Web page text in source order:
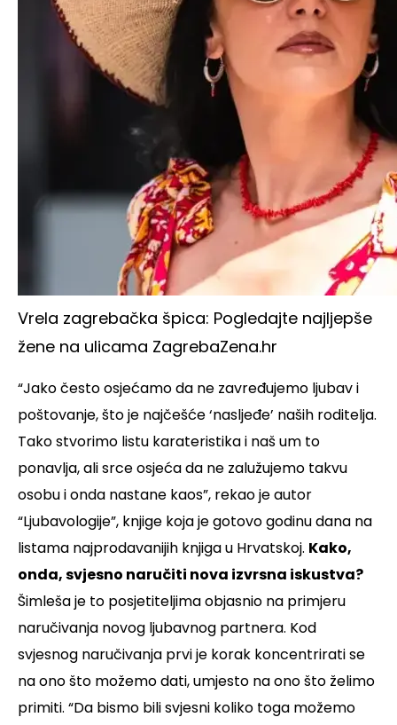
Vrela zagrebačka špica: Pogledajte najljepše
žene na ulicama ZagrebaZena.hr
“Jako često osjećamo da ne zavređujemo ljubav i
poštovanje, što je najčešće ‘nasljeđe’ naših roditelja.
Tako stvorimo listu karateristika i naš um to
ponavlja, ali srce osjeća da ne zalužujemo takvu
osobu i onda nastane kaos”, rekao je autor
“Ljubavologije”, knjige koja je gotovo godinu dana na
listama najprodavanijih knjiga u Hrvatskoj. Kako,
onda, svjesno naručiti nova izvrsna iskustva?
Šimleša je to posjetiteljima objasnio na primjeru
naručivanja novog ljubavnog partnera. Kod
svjesnog naručivanja prvi je korak koncentrirati se
na ono što možemo dati, umjesto na ono što želimo
primiti. “Da bismo bili svjesni koliko toga možemo